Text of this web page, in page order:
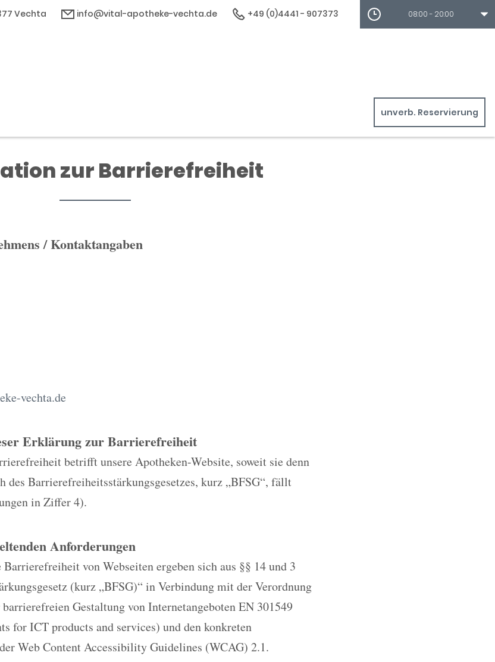
Vechta info@vital-apotheke-vechta.de +49 (0)4441 - 907373 08:00 - 20:00
unverb. Reservierung
zur Barrierefreiheit
/ Kontaktangaben
vechta.de
Erklärung zur Barrierefreiheit
betrifft unsere Apotheken-Website, soweit sie denn
des Barrierefreiheitsstärkungsgesetzes, kurz „BFSG“, fällt
in Ziffer 4).
Anforderungen
von Webseiten ergeben sich aus §§ 14 und 3
(kurz „BFSG)“ in Verbindung mit der Verordnung
Gestaltung von Internetangeboten EN 301549
for ICT products and services) und den konkreten
Web Content Accessibility Guidelines (WCAG) 2.1.